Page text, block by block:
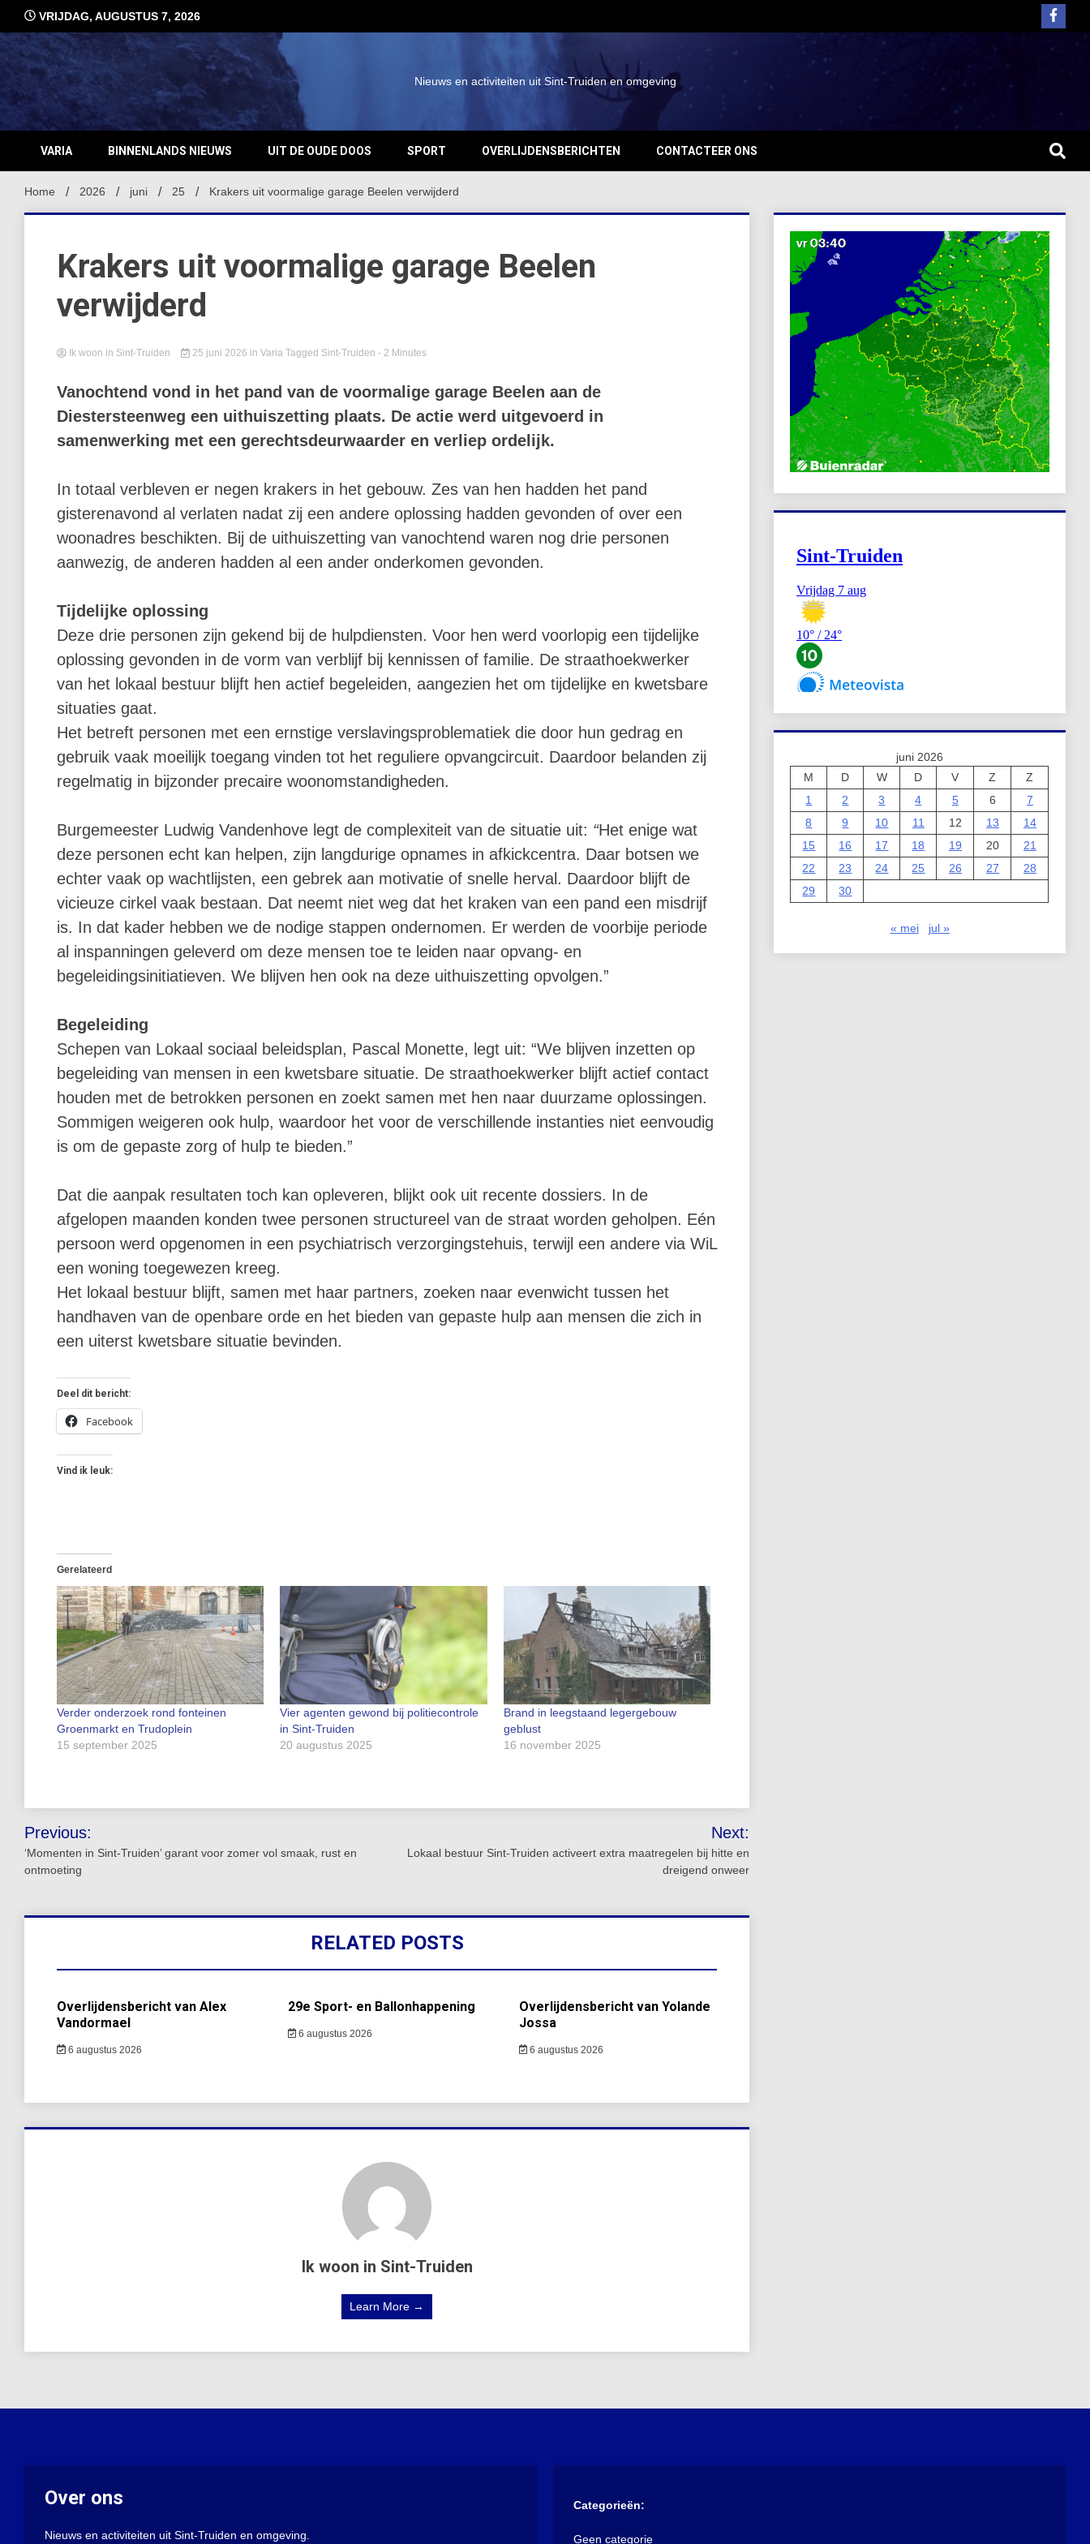
inhoud
VRIJDAG, AUGUSTUS 7, 2026
Nieuws en activiteiten uit Sint-Truiden en omgeving
VARIA BINNENLANDS NIEUWS UIT DE OUDE DOOS SPORT OVERLIJDENSBERICHTEN CONTACTEER ONS
Home 2026 juni 25 Krakers uit voormalige garage Beelen verwijderd
Krakers uit voormalige garage Beelen
verwijderd
Ik woon in Sint-Truiden 25 juni 2026 in Varia Tagged Sint-Truiden - 2 Minutes
Vanochtend vond in het pand van de voormalige garage Beelen aan de
Diestersteenweg een uithuiszetting plaats. De actie werd uitgevoerd in
samenwerking met een gerechtsdeurwaarder en verliep ordelijk.
In totaal verbleven er negen krakers in het gebouw. Zes van hen hadden het pand
gisterenavond al verlaten nadat zij een andere oplossing hadden gevonden of over een
woonadres beschikten. Bij de uithuiszetting van vanochtend waren nog drie personen
aanwezig, de anderen hadden al een ander onderkomen gevonden.
Tijdelijke oplossing
Deze drie personen zijn gekend bij de hulpdiensten. Voor hen werd voorlopig een tijdelijke
oplossing gevonden in de vorm van verblijf bij kennissen of familie. De straathoekwerker
van het lokaal bestuur blijft hen actief begeleiden, aangezien het om tijdelijke en kwetsbare
situaties gaat.
Het betreft personen met een ernstige verslavingsproblematiek die door hun gedrag en
gebruik vaak moeilijk toegang vinden tot het reguliere opvangcircuit. Daardoor belanden zij
regelmatig in bijzonder precaire woonomstandigheden.
Burgemeester Ludwig Vandenhove legt de complexiteit van de situatie uit: “Het enige wat
deze personen echt kan helpen, zijn langdurige opnames in afkickcentra. Daar botsen we
echter vaak op wachtlijsten, een gebrek aan motivatie of snelle herval. Daardoor blijft de
vicieuze cirkel vaak bestaan. Dat neemt niet weg dat het kraken van een pand een misdrijf
is. In dat kader hebben we de nodige stappen ondernomen. Er werden de voorbije periode
al inspanningen geleverd om deze mensen toe te leiden naar opvang- en
begeleidingsinitiatieven. We blijven hen ook na deze uithuiszetting opvolgen.”
Begeleiding
Schepen van Lokaal sociaal beleidsplan, Pascal Monette, legt uit: “We blijven inzetten op
begeleiding van mensen in een kwetsbare situatie. De straathoekwerker blijft actief contact
houden met de betrokken personen en zoekt samen met hen naar duurzame oplossingen.
Sommigen weigeren ook hulp, waardoor het voor de verschillende instanties niet eenvoudig
is om de gepaste zorg of hulp te bieden.”
Dat die aanpak resultaten toch kan opleveren, blijkt ook uit recente dossiers. In de
afgelopen maanden konden twee personen structureel van de straat worden geholpen. Eén
persoon werd opgenomen in een psychiatrisch verzorgingstehuis, terwijl een andere via WiL
een woning toegewezen kreeg.
Het lokaal bestuur blijft, samen met haar partners, zoeken naar evenwicht tussen het
handhaven van de openbare orde en het bieden van gepaste hulp aan mensen die zich in
een uiterst kwetsbare situatie bevinden.
Deel dit bericht:
Facebook
Vind ik leuk:
Gerelateerd
Verder onderzoek rond fonteinen
Groenmarkt en Trudoplein
15 september 2025
Vier agenten gewond bij politiecontrole
in Sint-Truiden
20 augustus 2025
Brand in leegstaand legergebouw
geblust
16 november 2025
Bericht
navigatie
Previous:
‘Momenten in Sint-Truiden’ garant voor zomer vol smaak, rust en
ontmoeting
Next:
Lokaal bestuur Sint-Truiden activeert extra maatregelen bij hitte en
dreigend onweer
RELATED POSTS
Overlijdensbericht van Alex
Vandormael
6 augustus 2026
29e Sport- en Ballonhappening
6 augustus 2026
Overlijdensbericht van Yolande
Jossa
6 augustus 2026
Ik woon in Sint-Truiden
Learn More →
juni 2026
M
D W D V Z
Z
1
2 3 4 5 6
7
8
9 10 11 12 13
14
15
16 17 18 19 20
21
22
23 24 25 26 27
28
29
30
« mei jul »
Over ons
Nieuws en activiteiten uit Sint-Truiden en omgeving.
Categorieën:
Geen categorie